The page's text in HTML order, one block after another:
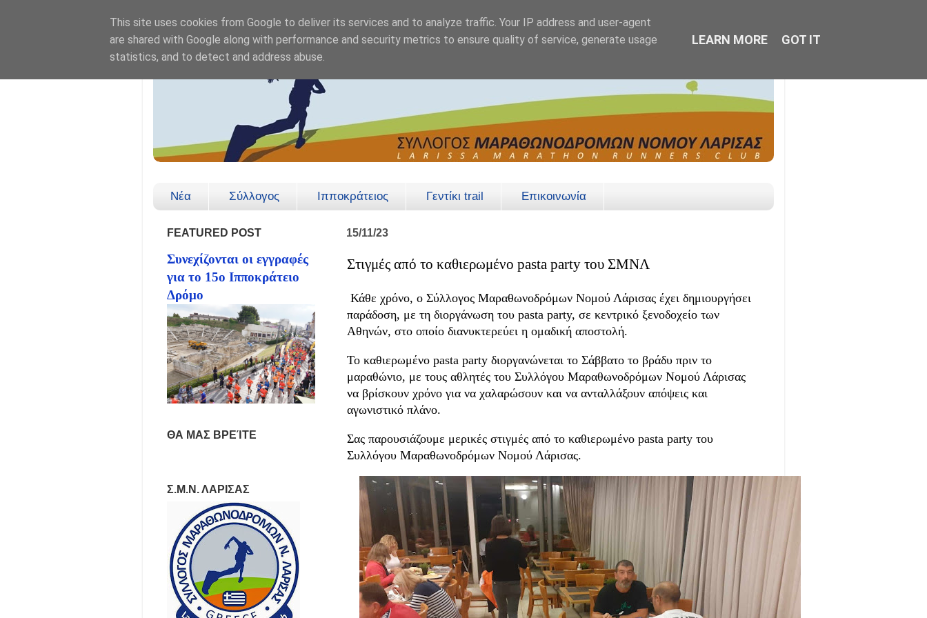
Νέα Σύλλογος Ιπποκράτειος Γεντίκι trail Επικοινωνία
15/11/23
Στιγμές από το καθιερωμένο pasta party του ΣΜΝΛ
Κάθε χρόνο, ο Σύλλογος Μαραθωνοδρόμων Νομού Λάρισας έχει δημιουργήσει
παράδοση, με τη διοργάνωση του pasta party, σε κεντρικό ξενοδοχείο των
Αθηνών, στο οποίο διανυκτερεύει η ομαδική αποστολή.
Το καθιερωμένο pasta party διοργανώνεται το Σάββατο το βράδυ πριν το
μαραθώνιο, με τους αθλητές του Συλλόγου Μαραθωνοδρόμων Νομού Λάρισας
να βρίσκουν χρόνο για να χαλαρώσουν και να ανταλλάξουν απόψεις και
αγωνιστικό πλάνο.
Σας παρουσιάζουμε μερικές στιγμές από το καθιερωμένο pasta party του
Συλλόγου Μαραθωνοδρόμων Νομού Λάρισας.
FEATURED POST
Συνεχίζονται οι εγγραφές
για το 15ο Ιπποκράτειο
Δρόμο
ΘΑ ΜΑΣ ΒΡΕΊΤΕ
Σ.Μ.Ν. ΛΑΡΙΣΑΣ
This site uses cookies from Google to deliver its services and to analyze traffic. Your IP address and user-agent
are shared with Google along with performance and security metrics to ensure quality of service, generate usage
statistics, and to detect and address abuse.
LEARN MORE GOT IT